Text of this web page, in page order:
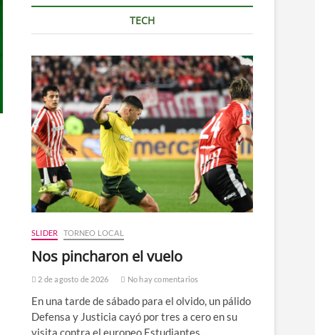
TECH
SLIDER TORNEO LOCAL
Nos pincharon el vuelo
2 de agosto de 2026 No hay comentarios
En una tarde de sábado para el olvido, un pálido
Defensa y Justicia cayó por tres a cero en su
visita contra el europeo Estudiantes…